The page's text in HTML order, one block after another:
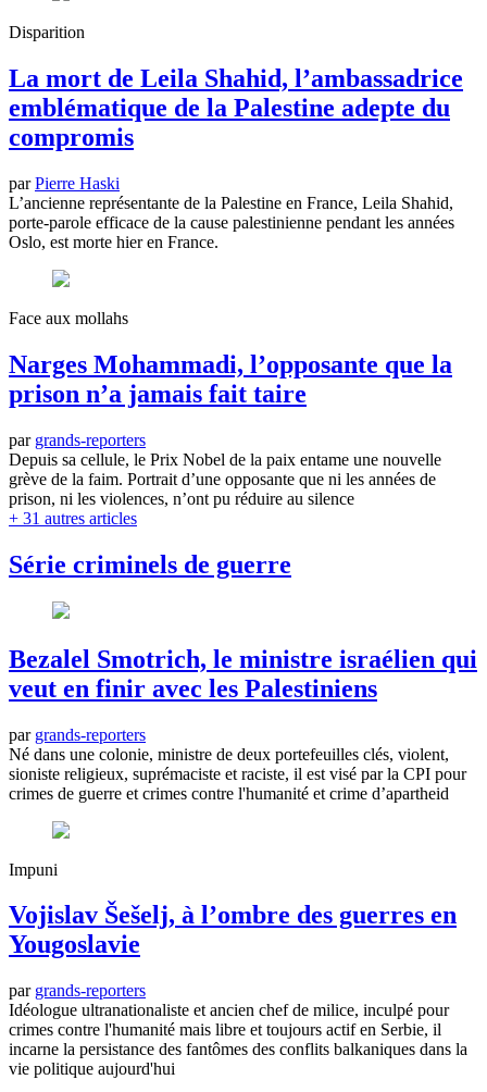
Disparition
La mort de Leila Shahid, l’ambassadrice
emblématique de la Palestine adepte du
compromis
parPierre Haski
L’ancienne représentante de la Palestine en France, Leila Shahid,
porte-parole efficace de la cause palestinienne pendant les années
Oslo, est morte hier en France.
Face aux mollahs
Narges Mohammadi, l’opposante que la
prison n’a jamais fait taire
par grands-reporters
Depuis sa cellule, le Prix Nobel de la paix entame une nouvelle
grève de la faim. Portrait d’une opposante que ni les années de
prison, ni les violences, n’ont pu réduire au silence
+ 31 autres articles
Série criminels de guerre
Bezalel Smotrich, le ministre israélien qui
veut en finir avec les Palestiniens
par grands-reporters
Né dans une colonie, ministre de deux portefeuilles clés, violent,
sioniste religieux, suprémaciste et raciste, il est visé par la CPI pour
crimes de guerre et crimes contre l'humanité et crime d’apartheid
Impuni
Vojislav Šešelj, à l’ombre des guerres en
Yougoslavie
par grands-reporters
Idéologue ultranationaliste et ancien chef de milice, inculpé pour
crimes contre l'humanité mais libre et toujours actif en Serbie, il
incarne la persistance des fantômes des conflits balkaniques dans la
vie politique aujourd'hui